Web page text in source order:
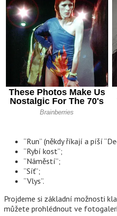
“Run” (někdy říkají a píší
“Rybí kost”;
“Náměstí”;
“Síť”;
“Vlys”.
Projdeme si základní možnosti
můžete prohlédnout ve